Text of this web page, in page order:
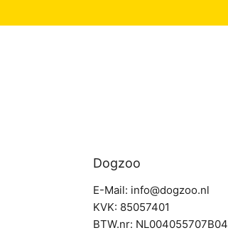
Dogzoo
E-Mail: info@dogzoo.nl
KVK: 85057401
BTW.nr: NL004055707B04